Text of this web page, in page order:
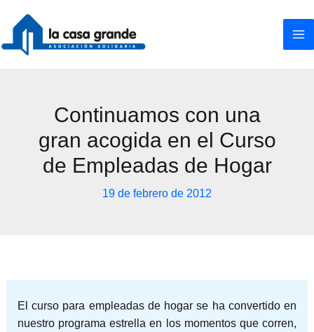
contenido
Continuamos con una
gran acogida en el Curso
de Empleadas de Hogar
19 de febrero de 2012
El curso para empleadas de hogar se ha convertido en
nuestro programa estrella en los momentos que corren,